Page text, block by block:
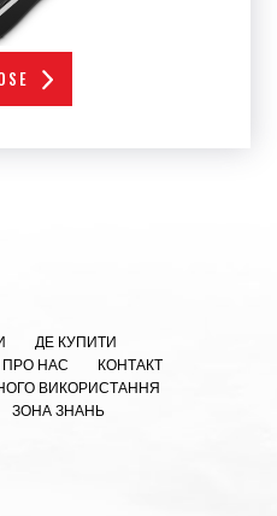
ДЕ КУПИТИ
ПРО НАС
КОНТАКТ
ВИКОРИСТАННЯ
ЗОНА ЗНАНЬ